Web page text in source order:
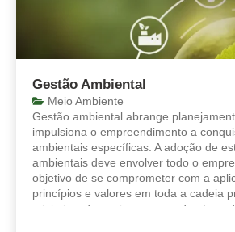
Gestão Ambiental
Meio Ambiente
Gestão ambiental abrange
impulsiona o empreendimento a
ambientais específicas. A adoção de
ambientais deve envolver todo o
objetivo de se comprometer com a
princípios e valores em toda a cadeia
minimizando os riscos em cada etapa